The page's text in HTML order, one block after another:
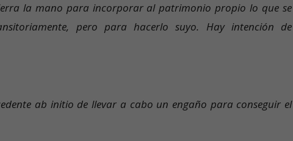
la mano para incorporar al patrimonio propio lo que se
pero para hacerlo suyo. Hay intención de
ab initio de llevar a cabo un engaño para conseguir el